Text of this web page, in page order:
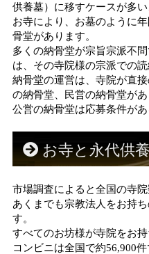
供養墓）に移すケースが多い
お寺により、お墓のように
骨堂があります。
多くの納骨堂が宗旨宗派不
は、その寺院様の宗派での読
納骨堂の運営は、寺院が直
の納骨堂、民営の納骨堂があ
公営の納骨堂は応募条件があ
お寺と永代供
市場調査によると全国の寺院
あくまでも宗教法人をお持
す。
すべてのお坊様が寺院をお
コンビニは全国で約56,900